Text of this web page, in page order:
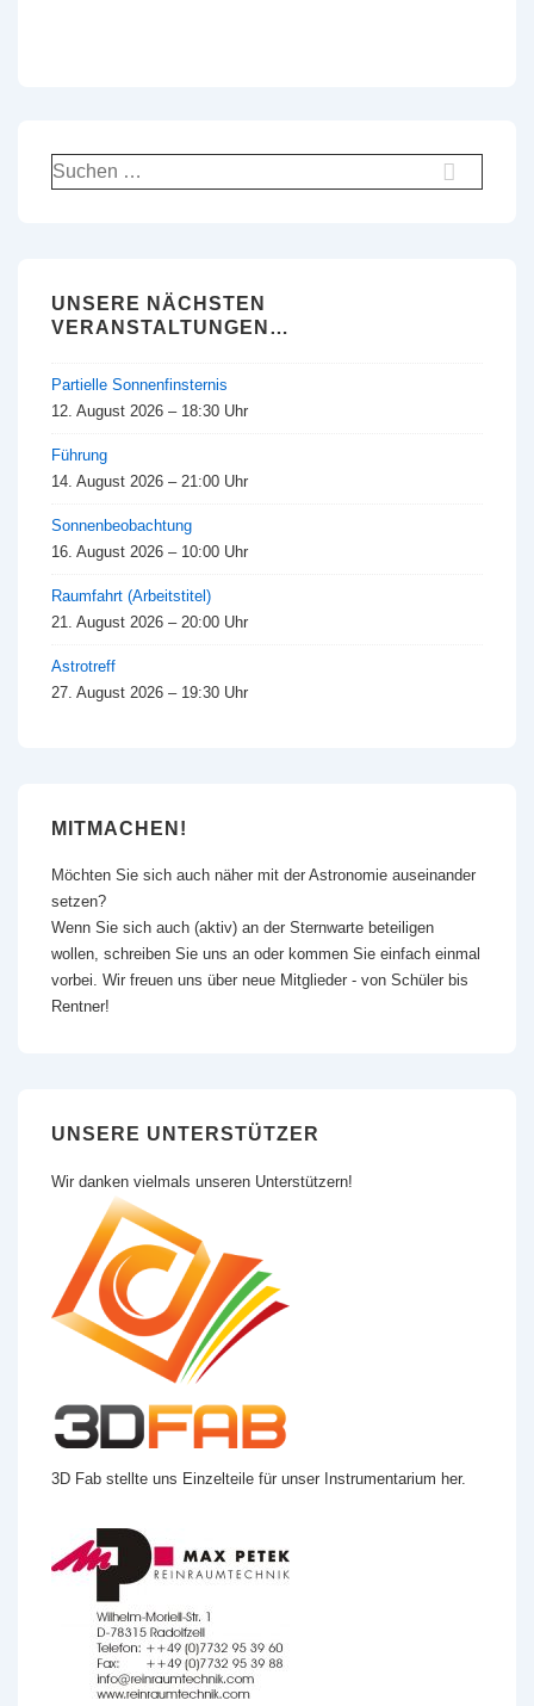
Suchen
nach:
UNSERE NÄCHSTEN
VERANSTALTUNGEN…
Partielle Sonnenfinsternis
12. August 2026 – 18:30 Uhr
Führung
14. August 2026 – 21:00 Uhr
Sonnenbeobachtung
16. August 2026 – 10:00 Uhr
Raumfahrt (Arbeitstitel)
21. August 2026 – 20:00 Uhr
Astrotreff
27. August 2026 – 19:30 Uhr
MITMACHEN!
Möchten Sie sich auch näher mit der Astronomie auseinander
setzen?
Wenn Sie sich auch (aktiv) an der Sternwarte beteiligen
wollen, schreiben Sie uns an oder kommen Sie einfach einmal
vorbei. Wir freuen uns über neue Mitglieder - von Schüler bis
Rentner!
UNSERE UNTERSTÜTZER
Wir danken vielmals unseren Unterstützern!
3D Fab stellte uns Einzelteile für unser Instrumentarium her.